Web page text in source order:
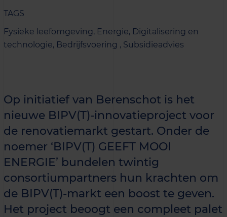
TAGS
Fysieke leefomgeving, Energie, Digitalisering en
technologie, Bedrijfsvoering , Subsidieadvies
Op initiatief van Berenschot is het
nieuwe BIPV(T)-innovatieproject voor
de renovatiemarkt gestart. Onder de
noemer ‘BIPV(T) GEEFT MOOI
ENERGIE’ bundelen twintig
consortiumpartners hun krachten om
de BIPV(T)-markt een boost te geven.
Het project beoogt een compleet palet